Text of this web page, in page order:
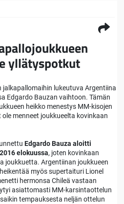
yllätyspotkut
jalkapallomaihin lukeutuva Argentiina
Edgardo Bauzan vaihtoon. Tämän
heikko menestys MM-kisojen
menneet joukkueelta kovinkaan
Edgardo Bauza aloitti
elokuussa, joten kovinkaan
joukkuetta. Argentiinan joukkueen
myös supertaituri Lionel
hermonsa Chileä vastaan
asiattomasti MM-karsintaottelun
tempauksesta neljän ottelun